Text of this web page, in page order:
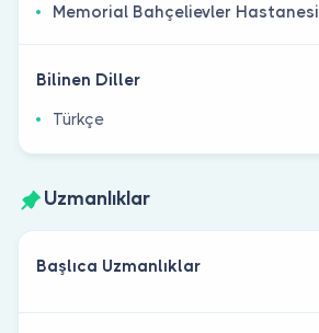
Memorial Bahçelievler Hastanesi
Bilinen Diller
Türkçe
Uzmanlıklar
Başlıca Uzmanlıklar